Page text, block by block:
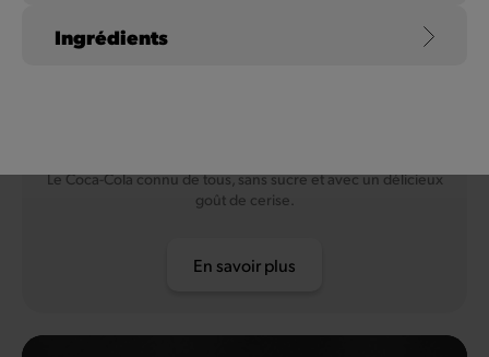
Le Coca-Cola connu de tous, sans sucre et avec un délicieux
goût de cerise.
En savoir plus
Ingrédients